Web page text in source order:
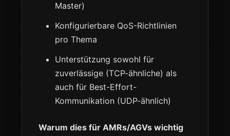
Master)
Konfigurierbare QoS-Richtlinien
pro Thema
Unterstützung sowohl für
zuverlässige (TCP-ähnliche) als
auch für Best-Effort-
Kommunikation (UDP-ähnlich)
Warum dies für AMRs/AGVs wichtig